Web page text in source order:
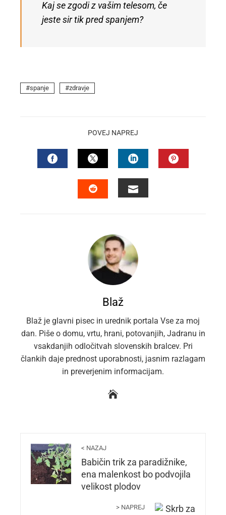
Kaj se zgodi z vašim telesom, če
jeste sir tik pred spanjem?
spanje zdravje
POVEJ NAPREJ
FACEBOOKTWITTERLINKEDIN
Blaž
Blaž je glavni pisec in urednik portala Vse za moj
dan. Piše o domu, vrtu, hrani, potovanjih, Jadranu in
vsakdanjih odločitvah slovenskih bralcev. Pri
člankih daje prednost uporabnosti, jasnim razlagam
in preverjenim informacijam.
< NAZAJ
Babičin trik za paradižnike,
ena malenkost bo podvojila
velikost plodov
> NAPREJ